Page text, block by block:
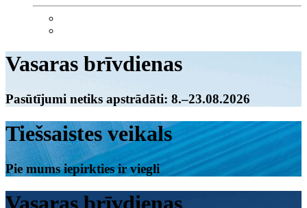
Vasaras brīvdienas
Pasūtījumi netiks apstrādāti: 8.–23.08.2026
Tiešsaistes veikals
Pie mums iepirkties ir viegli